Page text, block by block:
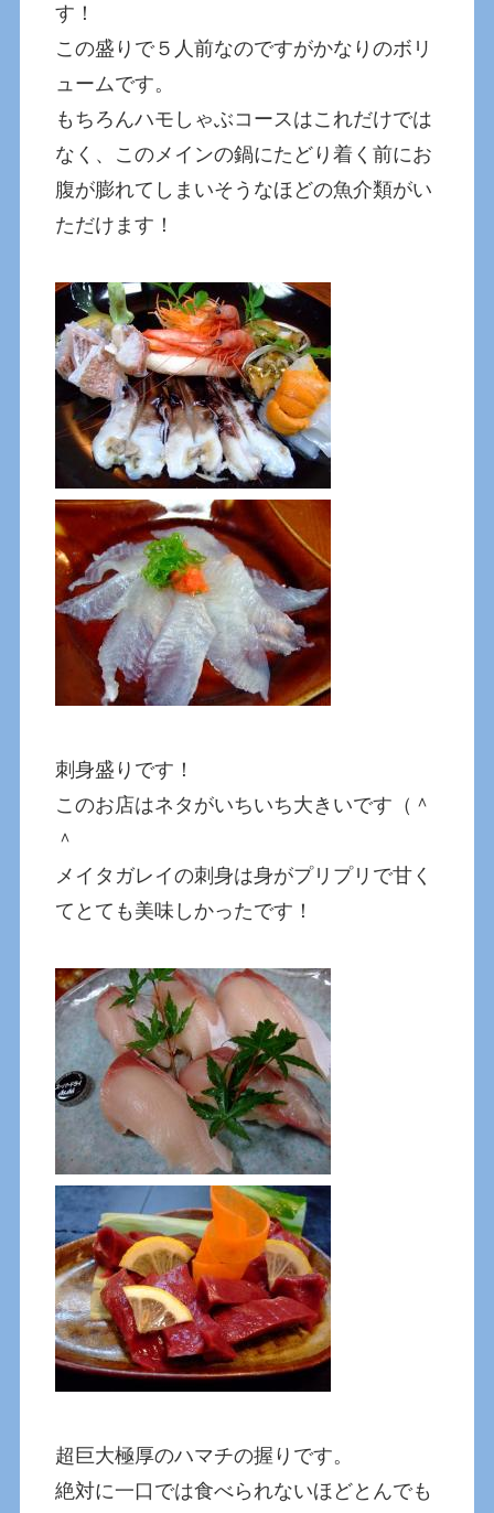
す！
この盛りで５人前なのですがかなりのボリ
ュームです。
もちろんハモしゃぶコースはこれだけでは
なく、このメインの鍋にたどり着く前にお
腹が膨れてしまいそうなほどの魚介類がい
ただけます！
刺身盛りです！
このお店はネタがいちいち大きいです（＾
＾
メイタガレイの刺身は身がプリプリで甘く
てとても美味しかったです！
超巨大極厚のハマチの握りです。
絶対に一口では食べられないほどとんでも